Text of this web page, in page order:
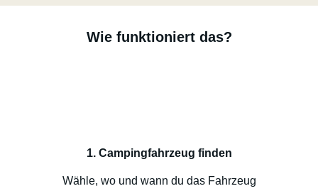
Wie funktioniert das?
1. Campingfahrzeug finden
Wähle, wo und wann du das Fahrzeug